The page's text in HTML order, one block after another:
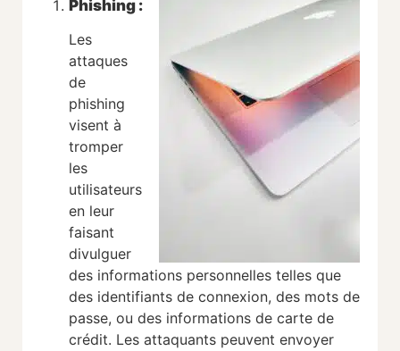
Phishing :
Les
attaques
de
phishing
visent à
tromper
les
utilisateurs
en leur
faisant
divulguer
des informations personnelles telles que
des identifiants de connexion, des mots de
passe, ou des informations de carte de
crédit. Les attaquants peuvent envoyer